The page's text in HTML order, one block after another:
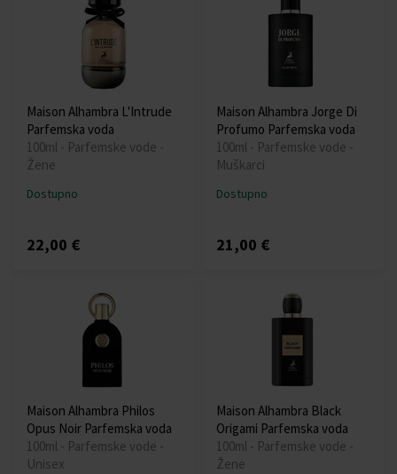
Maison Alhambra L'Intrude
Parfemska voda
100ml - Parfemske vode -
Žene
Dostupno
22,00 €
Maison Alhambra Jorge Di
Profumo Parfemska voda
100ml - Parfemske vode -
Muškarci
Dostupno
21,00 €
Maison Alhambra Philos
Opus Noir Parfemska voda
100ml - Parfemske vode -
Unisex
Maison Alhambra Black
Origami Parfemska voda
100ml - Parfemske vode -
Žene